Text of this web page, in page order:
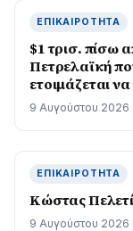
ΕΠΙΚΑΙΡΌΤΗΤΑ
$1 τρισ. πίσω
Πετρελαϊκή
ετοιμάζεται
9 Αυγούστου 2026
ΕΠΙΚΑΙΡΌΤΗΤΑ
Κώστας
9 Αυγούστου 2026